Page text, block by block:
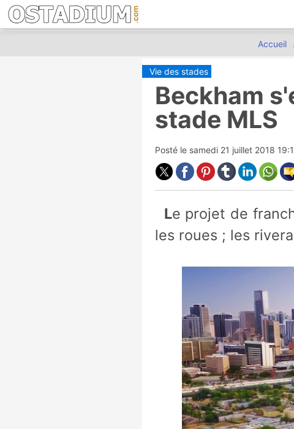
Accueil
Vie des stades
Beckham
stade MLS
Posté le samedi 21 juillet 2018
Le projet de franchise du Spice Boy n'arrête pas d'avoir des bâtons dans
les roues ; les